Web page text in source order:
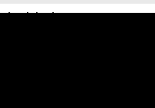
ghaziabad